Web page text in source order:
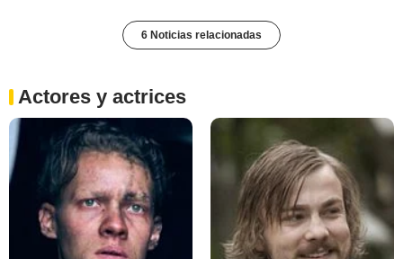
6 Noticias relacionadas
Actores y actrices